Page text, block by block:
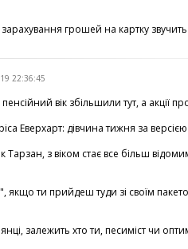
грошей на картку
22:36:45
пенсійний вік збільшили тут, а
Еверхарт: дівчина тижня за версією
Тарзан, з віком стає все більш
якщо ти прийдеш туди зі своїм
залежить хто ти, песиміст чи